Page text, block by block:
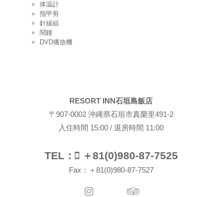
体温計
指甲剪
針線組
鬧鐘
DVD播放機
RESORT INN石垣島飯店
〒907-0002 沖縄県石垣市真榮里491-2
入住時間 15:00 / 退房時間 11:00
TEL： ＋81(0)980-87-7525
Fax：＋81(0)980-87-7527